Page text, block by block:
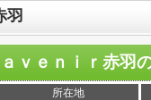
羽
ａｖｅｎｉｒ赤羽
所在地